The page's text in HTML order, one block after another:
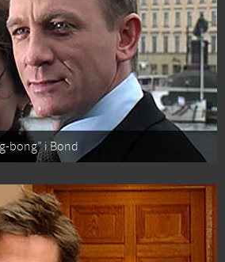
bong” i Bond